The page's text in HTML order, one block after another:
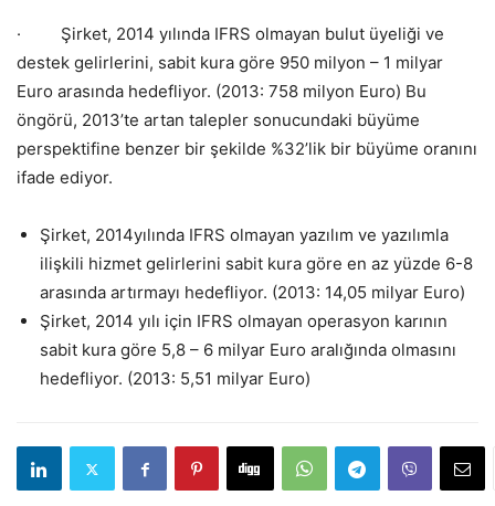
· Şirket, 2014 yılında IFRS olmayan bulut üyeliği ve
destek gelirlerini, sabit kura göre 950 milyon – 1 milyar
Euro arasında hedefliyor. (2013: 758 milyon Euro) Bu
öngörü, 2013’te artan talepler sonucundaki büyüme
perspektifine benzer bir şekilde %32’lik bir büyüme oranını
ifade ediyor.
Şirket, 2014yılında IFRS olmayan yazılım ve yazılımla
ilişkili hizmet gelirlerini sabit kura göre en az yüzde 6-8
arasında artırmayı hedefliyor. (2013: 14,05 milyar Euro)
Şirket, 2014 yılı için IFRS olmayan operasyon karının
sabit kura göre 5,8 – 6 milyar Euro aralığında olmasını
hedefliyor. (2013: 5,51 milyar Euro)